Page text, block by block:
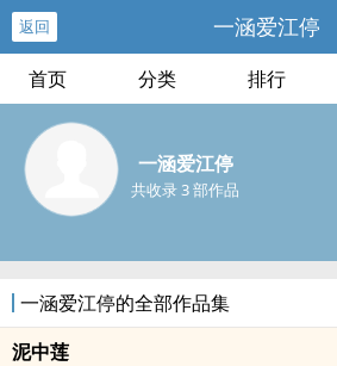
返回 一涵爱江停
首页 分类 排行
一涵爱江停
共收录 3 部作品
一涵爱江停的全部作品集
泥中莲